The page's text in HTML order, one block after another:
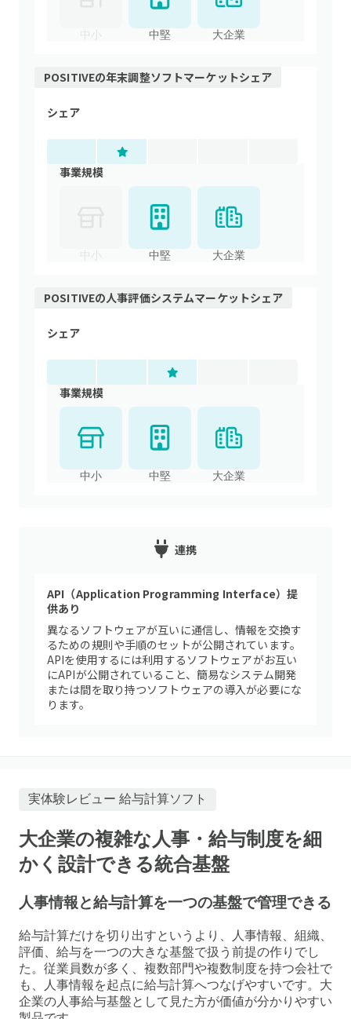
中堅 大企業
POSITIVEの年末調整ソフトマーケットシェア
シェア
事業規模
中堅 大企業
POSITIVEの人事評価システムマーケットシェア
シェア
事業規模
中小 中堅 大企業
連携
API（Application Programming Interface）提
供あり
異なるソフトウェアが互いに通信し、情報を交換す
るための規則や手順のセットが公開されています。
APIを使用するには利用するソフトウェアがお互い
にAPIが公開されていること、簡易なシステム開発
または間を取り持つソフトウェアの導入が必要にな
ります。
実体験レビュー 給与計算ソフト
大企業の複雑な人事・給与制度を細
かく設計できる統合基盤
人事情報と給与計算を一つの基盤で管理できる
給与計算だけを切り出すというより、人事情報、組織、
評価、給与を一つの大きな基盤で扱う前提の作りでし
た。従業員数が多く、複数部門や複数制度を持つ会社で
も、人事情報を起点に給与計算へつなげやすいです。大
企業の人事給与基盤として見た方が価値が分かりやすい